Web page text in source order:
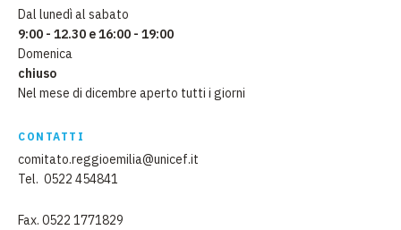
Dal lunedì al sabato
9:00 - 12.30 e 16:00 - 19:00
Domenica
chiuso
Nel mese di dicembre aperto tutti i giorni
CONTATTI
comitato.reggioemilia@unicef.it
Tel. 0522 454841
Fax. 0522 1771829